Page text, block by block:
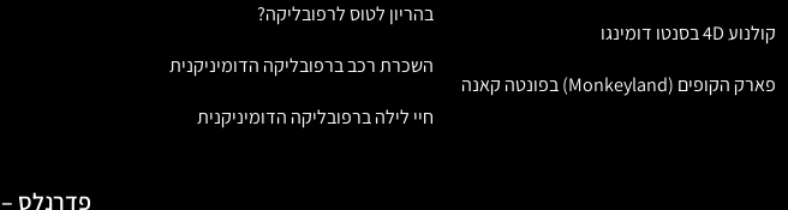
קולנוע 4D בסנטו דומינגו
פארק הקופים (Monkeyland) בפונטה קאנה
בהריון לטוס לרפובליקה?
השכרת רכב ברפובליקה הדומיניקנית
חיי לילה ברפובליקה הדומיניקנית
פדרנלס – Pedernales